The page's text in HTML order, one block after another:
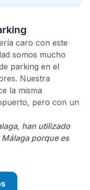
caro con este
somos mucho
parking en el
Nuestra
la misma
pero con un
han utilizado
porque es